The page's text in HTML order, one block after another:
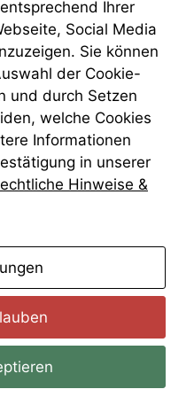
Ihrer
Social Media
Sie können
der Cookie-
und durch Setzen
welche Cookies
Informationen
in unserer
Hinweise &
Funktionalität
Einige
Funktionen auf
dieser Website
sind optional.
Wenn Sie
diese Option
deaktivieren,
Marketing
Wir speichern
um interne
marketingtechnische